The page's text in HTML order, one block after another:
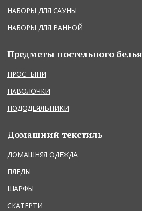
НАБОРЫ ДЛЯ САУНЫ
НАБОРЫ ДЛЯ ВАННОЙ
Предметы постельного белья
ПРОСТЫНИ
НАВОЛОЧКИ
ПОДОДЕЯЛЬНИКИ
Домашний текстиль
ДОМАШНЯЯ ОДЕЖДА
ПЛЕДЫ
ШАРФЫ
СКАТЕРТИ